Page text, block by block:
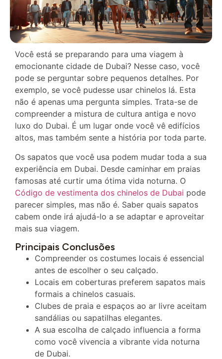
Você está se preparando para uma viagem à
emocionante cidade de Dubai? Nesse caso, você
pode se perguntar sobre pequenos detalhes. Por
exemplo, se você pudesse usar chinelos lá. Esta
não é apenas uma pergunta simples. Trata-se de
compreender a mistura de cultura antiga e novo
luxo do Dubai. É um lugar onde você vê edifícios
altos, mas também sente a história por toda parte.
Os sapatos que você usa podem mudar toda a sua
experiência em Dubai. Desde caminhar em praias
famosas até curtir uma ótima vida noturna. O
Código de vestimenta dos chinelos de Dubai pode
parecer simples, mas não é. Saber quais sapatos
cabem onde irá ajudá-lo a se adaptar e aproveitar
mais sua viagem.
Principais Conclusões
Compreender os costumes locais é essencial
antes de escolher o seu calçado.
Locais em coberturas preferem sapatos mais
formais a chinelos casuais.
Clubes de praia e espaços ao ar livre aceitam
sandálias ou sapatilhas elegantes.
A sua escolha de calçado influencia a forma
como você vivencia a vibrante vida noturna
de Dubai.